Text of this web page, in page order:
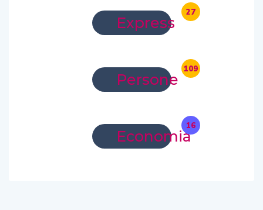
Express
27
Persone
109
Economia
16